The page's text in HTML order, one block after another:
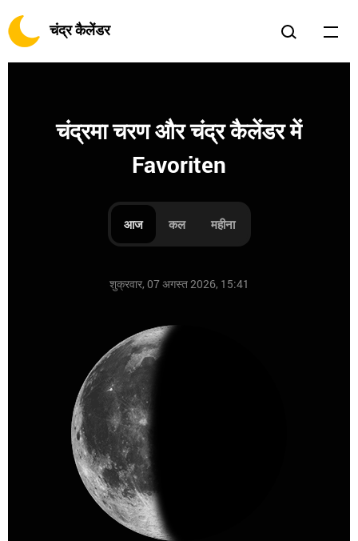
चंद्र कैलेंडर
चंद्रमा चरण और चंद्र कैलेंडर में
Favoriten
आज कल महीना
शुक्रवार, 07 अगस्त 2026, 15:41